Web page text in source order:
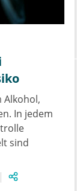
Alkohol,
In jedem
sind